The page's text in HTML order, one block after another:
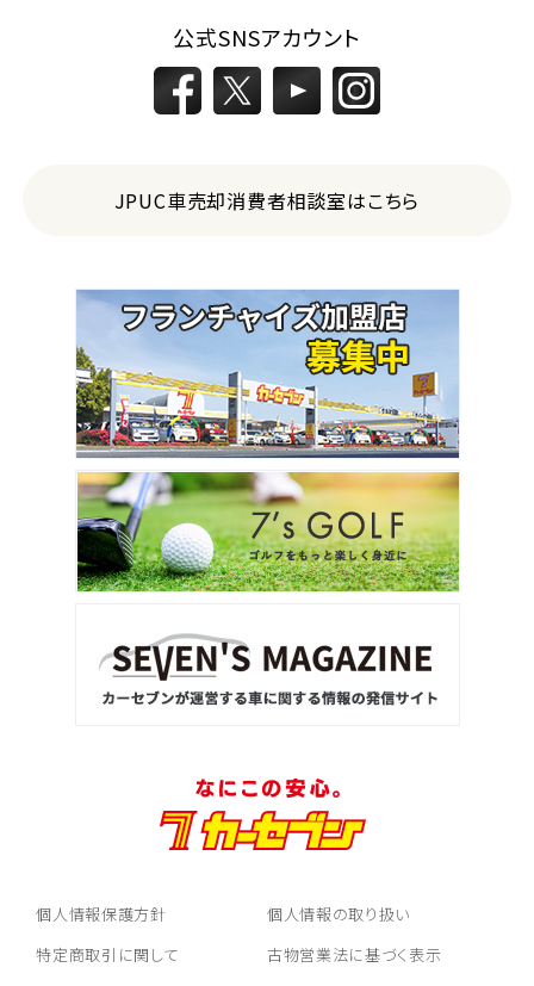
公式SNSアカウント
JPUC車売却消費者相談室はこちら
個人情報保護方針
個人情報の取り扱い
特定商取引に関して
古物営業法に基づく表示